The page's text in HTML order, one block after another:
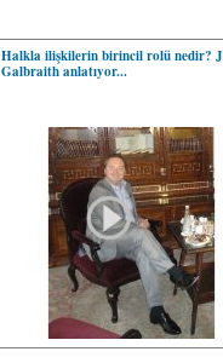
Halkla ilişkilerin birincil rolü nedir?
Galbraith anlatıyor...